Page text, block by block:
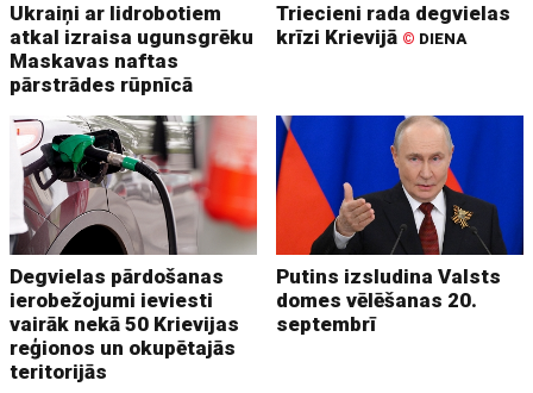
Ukraiņi ar lidrobotiem
atkal izraisa ugunsgrēku
Maskavas naftas
pārstrādes rūpnīcā
Triecieni rada degvielas
krīzi Krievijā © DIENA
Degvielas pārdošanas
ierobežojumi ieviesti
vairāk nekā 50 Krievijas
reģionos un okupētajās
teritorijās
Putins izsludina Valsts
domes vēlēšanas 20.
septembrī